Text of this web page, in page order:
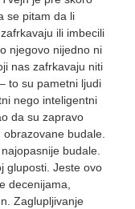
se pitam da li
ili imbecili
njegovo nijedno ni
nas zafrkavaju niti
to su pametni ljudi
nego inteligentni
da su zapravo
budale.
budale.
gluposti. Jeste ovo
decenijama,
Zaglupljivanje